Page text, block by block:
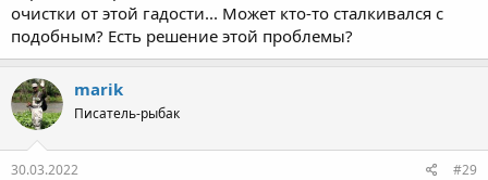
очистки от этой гадости... Может кто-то сталкивался с
подобным? Есть решение этой проблемы?
marik
Писатель-рыбак
30.03.2022 #29